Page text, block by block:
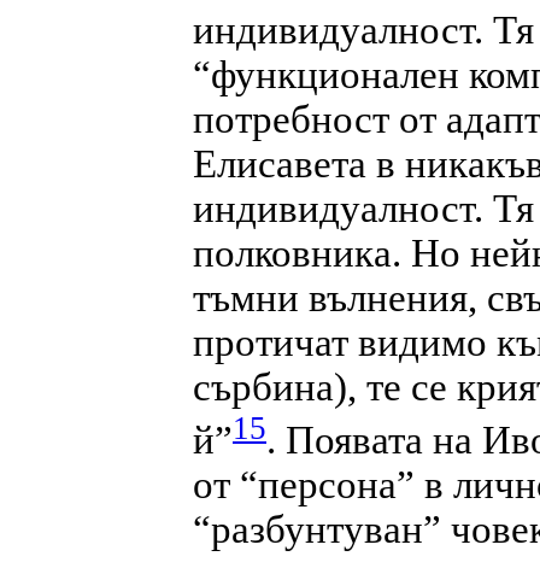
индивидуалност.
“функционален
потребност от
Елисавета в
индивидуалност.
полковника. Но
тъмни вълнения,
протичат видимо
сърбина), те се
й”15. Появата на
от “персона” в
“разбунтуван”